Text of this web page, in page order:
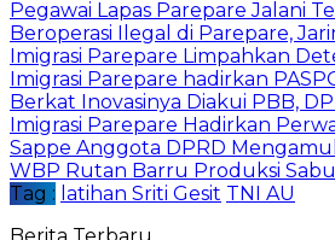
Pegawai Lapas Parepare Jalani
Beroperasi Ilegal di Parepare,
Imigrasi Parepare Limpahkan
Imigrasi Parepare hadirkan
Berkat Inovasinya Diakui PBB,
Imigrasi Parepare Hadirkan
Sappe Anggota DPRD
WBP Rutan Barru Produksi
Tag : latihan Sriti Gesit TNI AU